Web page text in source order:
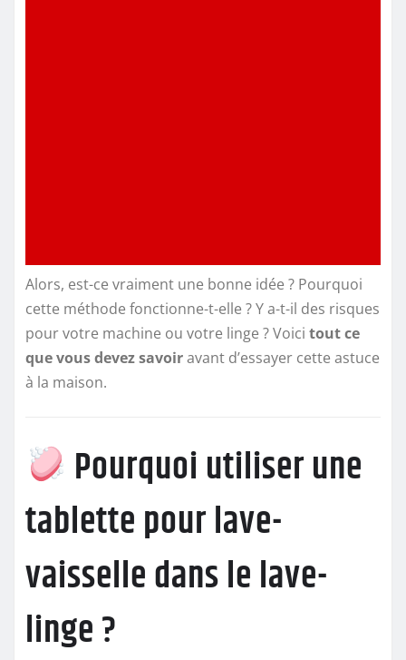
Alors, est-ce vraiment une bonne idée ? Pourquoi
cette méthode fonctionne-t-elle ? Y a-t-il des risques
pour votre machine ou votre linge ? Voici tout ce
que vous devez savoiravant d’essayer cette astuce
à la maison.
Pourquoi utiliser une
tablette pour lave-
vaisselle dans le lave-
linge ?